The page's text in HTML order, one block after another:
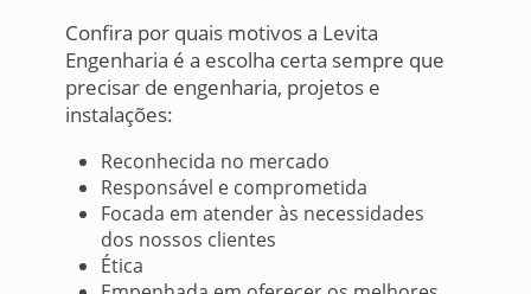
Confira por quais motivos a Levita
Engenharia é a escolha certa sempre que
precisar de engenharia, projetos e
instalações:
Reconhecida no mercado
Responsável e comprometida
Focada em atender às necessidades
dos nossos clientes
Ética